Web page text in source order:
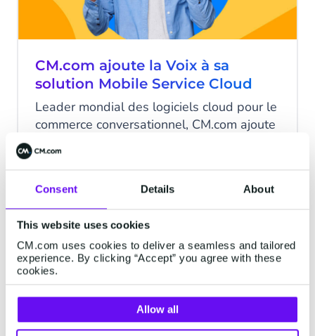
Consent Details About
This website uses cookies
CM.com uses cookies to deliver a seamless and tailored
experience. By clicking “Accept” you agree with these
cookies.
Allow all
CM.com ajoute la Voix à sa
solution Mobile Service Cloud
Leader mondial des logiciels cloud pour le
commerce conversationnel, CM.com ajoute
solution de service client pour les
aux clients de contacter les marques à la
fois par téléphone et via tous les canaux
de messaging mobile.
MOBILE SERVICE CLOUD